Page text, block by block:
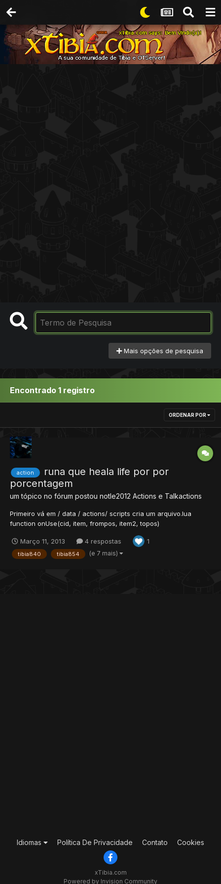
Mais opções de pesquisa
Encontrado 1 registro
ORDENAR POR
action
runa que heala life por por
porcentagem
um tópico no fórum postou notle2012 Actions e Talkactions
Primeiro vá em / data / actions/ scripts cria um arquivo.lua
function onUse(cid, item, frompos, item2, topos)
1100,math.max((getPlayerLevel(cid)*10)),9 -- 9% if
getPlayerStorageValue(cid, 14725) >= os.time() then return true
Março 11, 2013 4 respostas 1
tibia840 tibia854 (e 7 mais)
Idiomas Política De Privacidade Contato Cookies
xTibia.com
Powered by Invision Community